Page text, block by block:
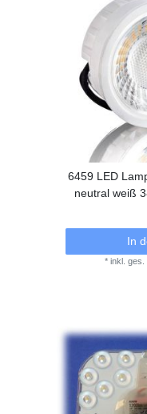
6459 LED
neutral weiß
In
*inkl. ges.